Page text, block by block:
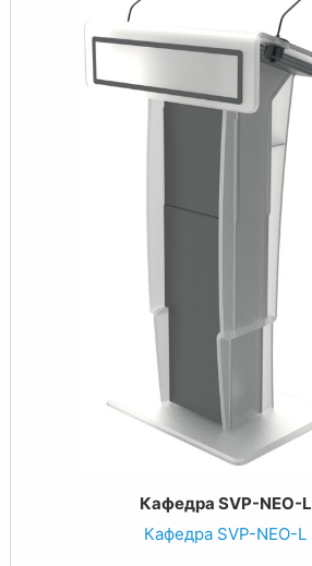
Кафедра SVP-NEO-L
Кафедра SVP-NEO-L